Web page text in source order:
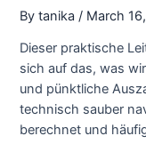
Bytanika / March
Dieser praktische
sich auf das, was
und pünktliche
technisch sauber
berechnet und